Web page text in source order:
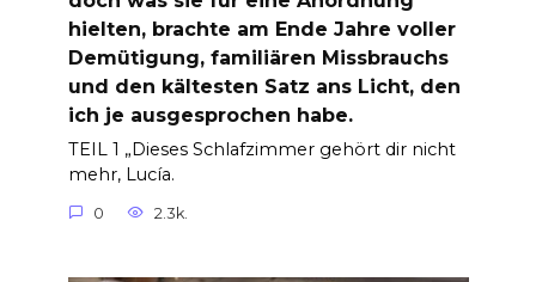
hielten, brachte am Ende Jahre voller
Demütigung, familiären Missbrauchs
und den kältesten Satz ans Licht, den
ich je ausgesprochen habe.
TEIL 1 „Dieses Schlafzimmer gehört dir nicht
mehr, Lucía.
0 2.3k.